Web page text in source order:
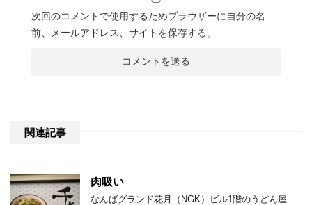
次回のコメントで使用するためブラウザーに自分の名
前、メールアドレス、サイトを保存する。
関連記事
肉吸い
なんばグランド花月（NGK）ビル1階のうどん屋